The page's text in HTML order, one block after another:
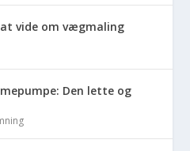
vide om vægmaling
Den lette og